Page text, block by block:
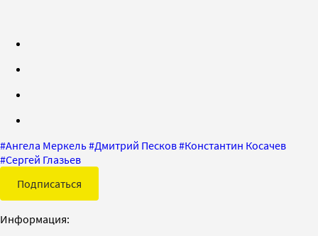
#Ангела Меркель#Дмитрий Песков#Константин Косачев
#Сергей Глазьев
Подписаться
Информация: